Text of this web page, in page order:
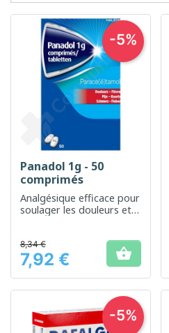
Panadol 1g - 50
comprimés
Analgésique efficace pour
soulager les douleurs et
Prix
8,34 €
7,92 € 
-5%
-5%